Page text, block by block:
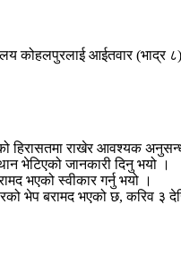
कोहलपुरलाई आईतवार (भाद्र
हिरासतमा राखेर आवश्यक
भेटिएको जानकारी दिनु भयो ।
भएको स्वीकार गर्नु भयो ।
भेप बरामद भएको छ, करिव ३